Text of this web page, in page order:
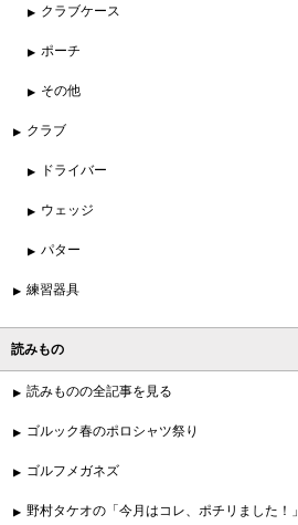
クラブケース
ポーチ
その他
クラブ
ドライバー
ウェッジ
パター
練習器具
読みもの
読みものの全記事を見る
ゴルック春のポロシャツ祭り
ゴルフメガネズ
野村タケオの「今月はコレ、ポチリました！」